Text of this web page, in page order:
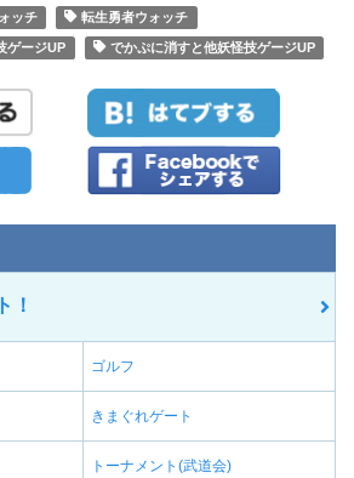
ッチ 転生勇者ウォッチ
ゲージUP でかぷに消すと他妖怪技ゲージUP
！
ゴルフ
きまぐれゲート
トーナメント(武道会)